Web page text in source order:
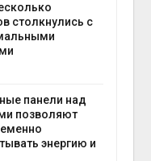
столкнулись с
панели над
позволяют
энергию и